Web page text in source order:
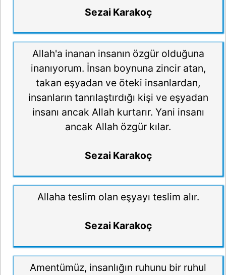
Sezai Karakoç
Allah'a inanan insanın özgür olduğuna
inanıyorum. İnsan boynuna zincir atan,
takan eşyadan ve öteki insanlardan,
insanların tanrılaştırdığı kişi ve eşyadan
insanı ancak Allah kurtarır. Yani insanı
ancak Allah özgür kılar.
Sezai Karakoç
Allaha teslim olan eşyayı teslim alır.
Sezai Karakoç
Amentümüz, insanlığın ruhunu bir ruhul